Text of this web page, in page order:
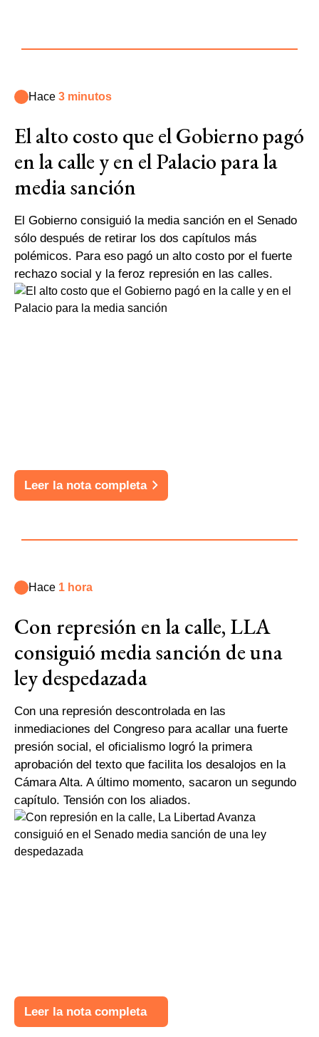
Hace 3 minutos
El alto costo que el Gobierno pagó
en la calle y en el Palacio para la
media sanción
El Gobierno consiguió la media sanción en el Senado
sólo después de retirar los dos capítulos más
polémicos. Para eso pagó un alto costo por el fuerte
rechazo social y la feroz represión en las calles.
Leer la nota completa
Hace 1 hora
Con represión en la calle, LLA
consiguió media sanción de una
ley despedazada
Con una represión descontrolada en las
inmediaciones del Congreso para acallar una fuerte
presión social, el oficialismo logró la primera
aprobación del texto que facilita los desalojos en la
Cámara Alta. A último momento, sacaron un segundo
capítulo. Tensión con los aliados.
Leer la nota completa